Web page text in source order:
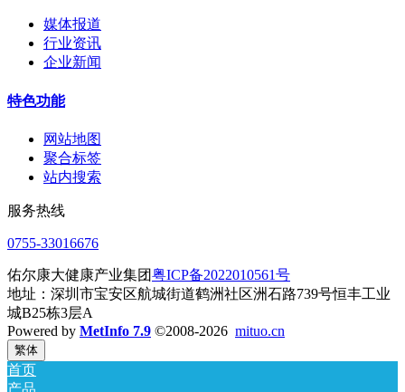
媒体报道
行业资讯
企业新闻
特色功能
网站地图
聚合标签
站内搜索
服务热线
0755-33016676
佑尔康大健康产业集团粤ICP备2022010561号
地址：深圳市宝安区航城街道鹤洲社区洲石路739号恒丰工业
城B25栋3层A
Powered by MetInfo 7.9 ©2008-2026 mituo.cn
繁体
首页
产品